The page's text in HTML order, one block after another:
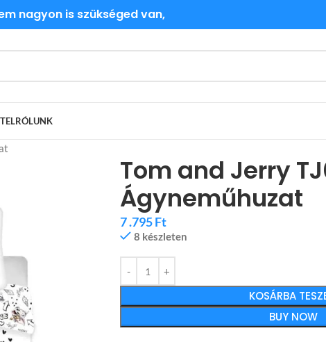
nagyon is szükséged van,
RÓLUNK
Tom and Jerry
Ágyneműhuzat
7 .795Ft
8 készleten
KOSÁRBA
BUY NOW